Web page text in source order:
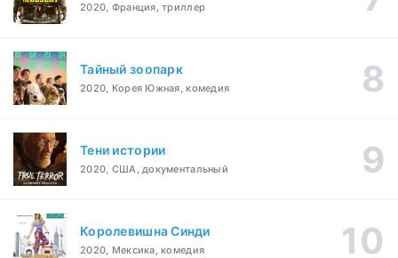
2020, Франция, триллер
Тайный зоопарк
2020, Корея Южная, комедия
Тени истории
2020, США, документальный
Королевишна Синди
2020, Мексика, комедия